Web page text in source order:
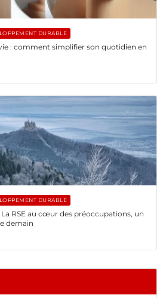
DURABLE
: comment simplifier son quotidien en
DURABLE
RSE au cœur des préoccupations, un
demain